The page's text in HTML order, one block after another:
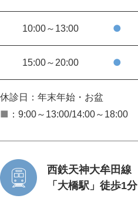
10:00～13:00 ●
15:00～20:00 ●
休診日：年末年始・お盆
■ ：9:00～13:00/14:00～18:00
西鉄天神大牟田線
「大橋駅」徒歩1分